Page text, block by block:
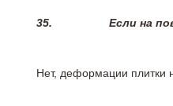
35. Если на
Нет, деформации плитки